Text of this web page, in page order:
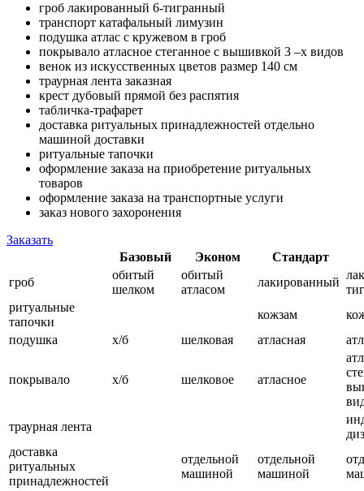
гроб лакированный 6-тигранный
транспорт катафальный лимузин
подушка атлас с кружевом в гроб
покрывало атласное стеганное с вышивкой 3 –х видов
венок из искусственных цветов размер 140 см
траурная лента заказная
крест дубовый прямой без распятия
табличка-трафарет
доставка ритуальных принадлежностей отдельно
машиной доставки
ритуальные тапочки
оформление заказа на приобретение ритуальных
товаров
оформление заказа на транспортные услуги
заказ нового захоронения
Заказать
Базовый
Эконом
Стандарт
гроб
обитый
шелком
обитый
атласом
лакированный
ритуальные
тапочки
кожзам
подушка
х/б шелковая атласная
покрывало х/б шелковое атласное
траурная лента
доставка
ритуальных
принадлежностей
отдельной
машиной
отдельной
машиной